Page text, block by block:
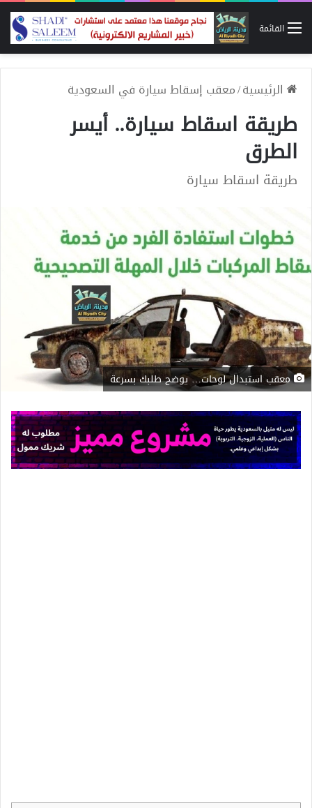
القائمة
الرئيسية/معقب إسقاط سيارة في السعودية
طريقة اسقاط سيارة.. أيسر
الطرق
طريقة اسقاط سيارة
معقب استبدال لوحات… يوضح طلبك بسرعة